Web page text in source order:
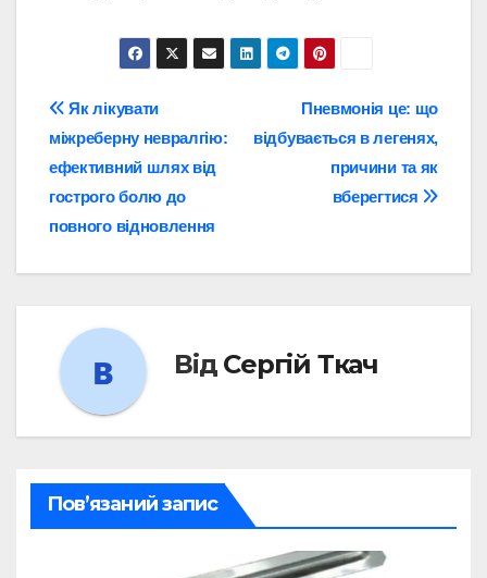
Навігація
записів
Пневмонія це: що
відбувається в легенях,
причини та як
вберегтися
Як лікувати
міжреберну невралгію:
ефективний шлях від
гострого болю до
повного відновлення
Від Сергій Ткач
Пов’язаний запис